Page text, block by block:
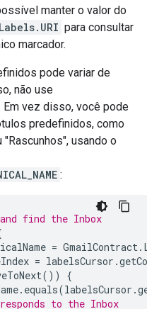
manter o valor do
para consultar
marcador.
pode variar de
não use
Em vez disso, você pode
predefinidos, como
"Rascunhos", usando o
:
find the Inbox
= GmailContract.
= labelsCursor .
())
{
. equals(labelsCursor .
to the Inbox